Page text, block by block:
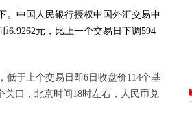
。中国人民银行授权中国外汇交易中
6.9262元，比上一个交易日下调594
低于上个交易日即6日收盘价114个基
关口，北京时间18时左右，人民币兑